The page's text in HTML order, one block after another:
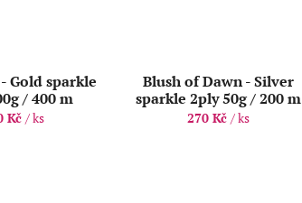
Gold sparkle
/ 400 m
Kč/ ks
Blush of Dawn - Silver
sparkle 2ply 50g / 200 m
270 Kč/ ks